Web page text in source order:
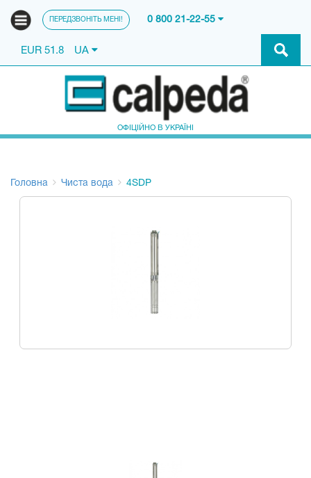
ПЕРЕДЗВОНІТЬ МЕНІ! 0 800 21-22-55
EUR 51.8 UA
ОФІЦІЙНО В УКРАЇНІ
Головна Чиста вода 4SDP